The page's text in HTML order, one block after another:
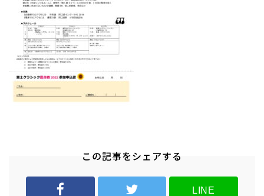
この記事をシェアする
LINE